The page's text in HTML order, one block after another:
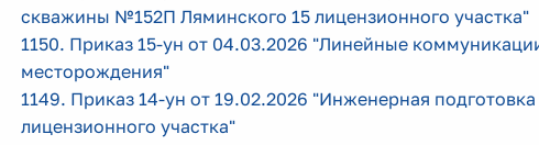
скважины №152П Ляминского 15 лицензионного участка"
1150. Приказ 15-ун от 04.03.2026 "Линейные
месторождения"
1149. Приказ 14-ун от 19.02.2026 "Инженерная
лицензионного участка"